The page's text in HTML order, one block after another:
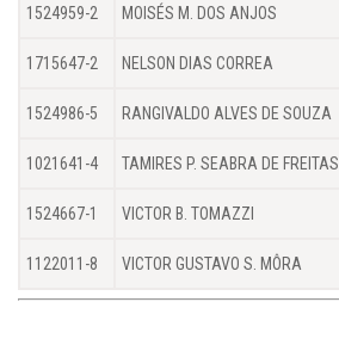
1524959-2 MOISÉS M. DOS ANJOS
1715647-2 NELSON DIAS CORREA
1524986-5 RANGIVALDO ALVES DE SOUZA
1021641-4 TAMIRES P. SEABRA DE FREITAS
1524667-1 VICTOR B. TOMAZZI
1122011-8 VICTOR GUSTAVO S. MÔRA